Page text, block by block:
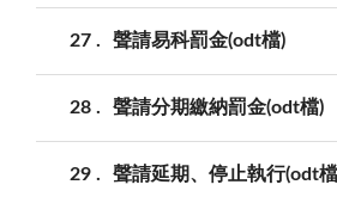
27 聲請易科罰金(odt檔)
28 聲請分期繳納罰金(odt檔)
29 聲請延期、停止執行(odt